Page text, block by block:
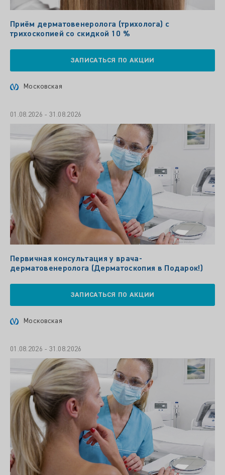
Приём дерматовенеролога (трихолога) с
трихоскопией со скидкой 10 %
ЗАПИСАТЬСЯ ПО АКЦИИ
Московская
01.08.2026 - 31.08.2026
Первичная консультация у врача-
дерматовенеролога (Дерматоскопия в Подарок!)
ЗАПИСАТЬСЯ ПО АКЦИИ
Московская
01.08.2026 - 31.08.2026